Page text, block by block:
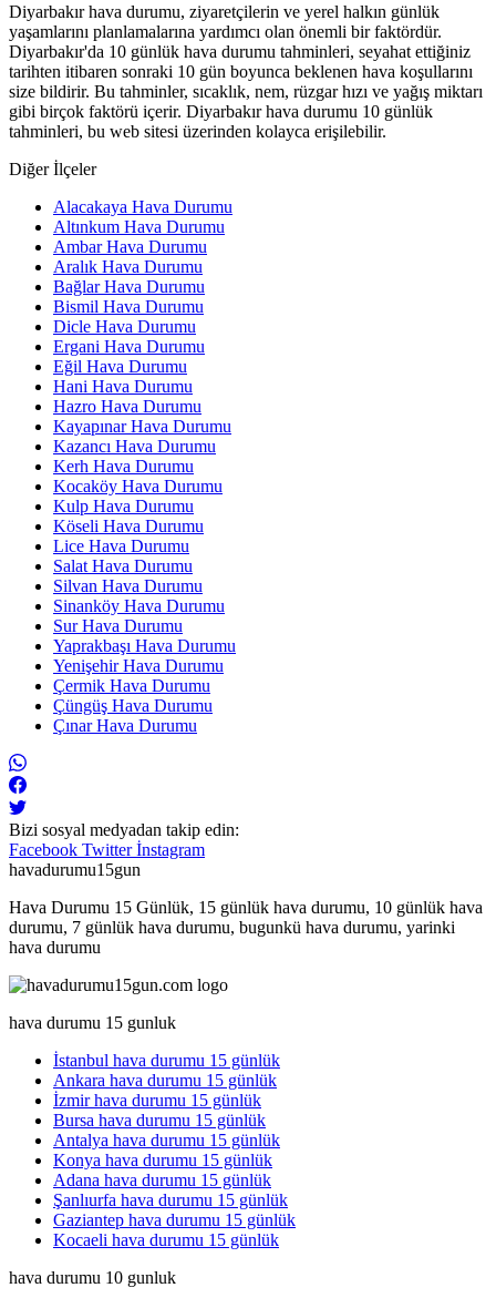
Diyarbakır hava durumu, ziyaretçilerin ve yerel halkın günlük
yaşamlarını planlamalarına yardımcı olan önemli bir faktördür.
Diyarbakır'da 10 günlük hava durumu tahminleri, seyahat ettiğiniz
tarihten itibaren sonraki 10 gün boyunca beklenen hava koşullarını
size bildirir. Bu tahminler, sıcaklık, nem, rüzgar hızı ve yağış miktarı
gibi birçok faktörü içerir. Diyarbakır hava durumu 10 günlük
tahminleri, bu web sitesi üzerinden kolayca erişilebilir.
Diğer İlçeler
Alacakaya Hava Durumu
Altınkum Hava Durumu
Ambar Hava Durumu
Aralık Hava Durumu
Bağlar Hava Durumu
Bismil Hava Durumu
Dicle Hava Durumu
Ergani Hava Durumu
Eğil Hava Durumu
Hani Hava Durumu
Hazro Hava Durumu
Kayapınar Hava Durumu
Kazancı Hava Durumu
Kerh Hava Durumu
Kocaköy Hava Durumu
Kulp Hava Durumu
Köseli Hava Durumu
Lice Hava Durumu
Salat Hava Durumu
Silvan Hava Durumu
Sinanköy Hava Durumu
Sur Hava Durumu
Yaprakbaşı Hava Durumu
Yenişehir Hava Durumu
Çermik Hava Durumu
Çüngüş Hava Durumu
Çınar Hava Durumu
Bizi sosyal medyadan takip edin:
Facebook Twitterİnstagram
havadurumu15gun
Hava Durumu 15 Günlük, 15 günlük hava durumu, 10 günlük hava
durumu, 7 günlük hava durumu, bugunkü hava durumu, yarinki
hava durumu
hava durumu 15 gunluk
İstanbul hava durumu 15 günlük
Ankara hava durumu 15 günlük
İzmir hava durumu 15 günlük
Bursa hava durumu 15 günlük
Antalya hava durumu 15 günlük
Konya hava durumu 15 günlük
Adana hava durumu 15 günlük
Şanlıurfa hava durumu 15 günlük
Gaziantep hava durumu 15 günlük
Kocaeli hava durumu 15 günlük
hava durumu 10 gunluk